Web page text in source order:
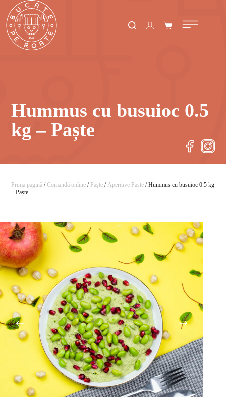
Hummus cu busuioc 0.5
kg – Paște
Prima pagină /Comandă online / Paște /Aperitive Paste / Hummus cu busuioc 0.5 kg
– Paște